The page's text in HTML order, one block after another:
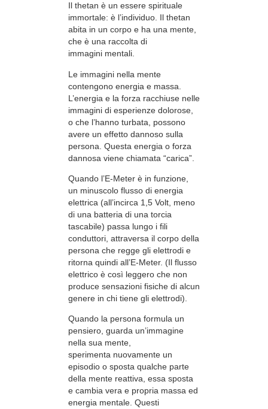
Il thetan è un essere spirituale
immortale: è l’individuo. Il thetan
abita in un corpo e ha una mente,
che è una raccolta di
immagini mentali.
Le immagini nella mente
contengono energia e massa.
L’energia e la forza racchiuse nelle
immagini di esperienze dolorose,
o che l’hanno turbata, possono
avere un effetto dannoso sulla
persona. Questa energia o forza
dannosa viene chiamata “carica”.
Quando l’E-Meter è in funzione,
un minuscolo flusso di energia
elettrica (all’incirca 1,5 Volt, meno
di una batteria di una torcia
tascabile) passa lungo i fili
conduttori, attraversa il corpo della
persona che regge gli elettrodi e
ritorna quindi all’E-Meter. (Il flusso
elettrico è così leggero che non
produce sensazioni fisiche di alcun
genere in chi tiene gli elettrodi).
Quando la persona formula un
pensiero, guarda un’immagine
nella sua mente,
sperimenta nuovamente un
episodio o sposta qualche parte
della mente reattiva, essa sposta
e cambia vera e propria massa ed
energia mentale. Questi